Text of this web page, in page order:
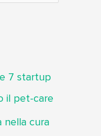
e
7 startup
il pet-care
nella cura